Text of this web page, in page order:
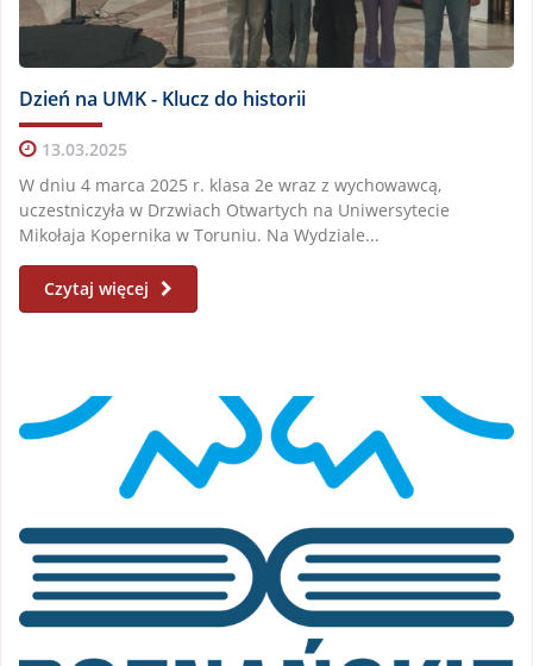
Dzień na UMK - Klucz do historii
13.03.2025
W dniu 4 marca 2025 r. klasa 2e wraz z wychowawcą,
uczestniczyła w Drzwiach Otwartych na Uniwersytecie
Mikołaja Kopernika w Toruniu. Na Wydziale...
Czytaj więcej